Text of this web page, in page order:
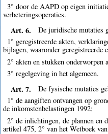
3° door de AAPD op eigen
verbeteringsoperaties.
Art. 6.
De juridische mutaties
1° geregistreerde akten,
bijlagen, waaronder geregistreerde
2° akten en stukken
3° regelgeving in het algemeen.
Art. 7.
De fysische mutaties
1° de aangiften ontvangen op
de inkomstenbelastingen 1992;
2° de inlichtingen, de plannen en
artikel 475, 2° van het Wetboek